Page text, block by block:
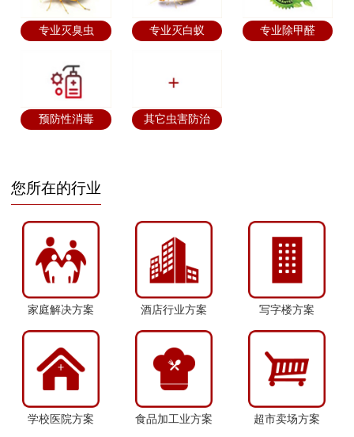
专业灭臭虫 专业灭白蚁 专业除甲醛
预防性消毒 其它虫害防治
您所在的行业
家庭解决方案 酒店行业方案 写字楼方案
学校医院方案 食品加工业方案 超市卖场方案